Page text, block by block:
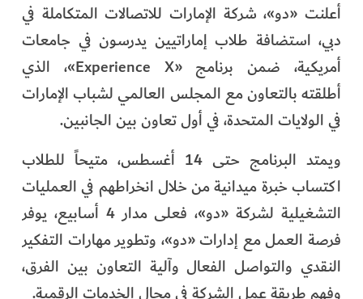
أعلنت «دو»، شركة الإمارات للاتصالات المتكاملة في
دبي، استضافة طلاب إماراتيين يدرسون في جامعات
أمريكية، ضمن برنامج «Experience X»، الذي
أطلقته بالتعاون مع المجلس العالمي لشباب الإمارات
في الولايات المتحدة، في أول تعاون بين الجانبين.
ويمتد البرنامج حتى 14 أغسطس، متيحاً للطلاب
اكتساب خبرة ميدانية من خلال انخراطهم في العمليات
التشغيلية لشركة «دو»، فعلى مدار 4 أسابيع، يوفر
فرصة العمل مع إدارات «دو»، وتطوير مهارات التفكير
النقدي والتواصل الفعال وآلية التعاون بين الفرق،